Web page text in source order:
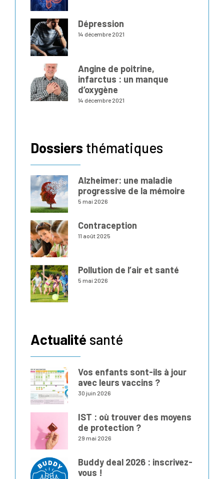
Dépression
14 décembre 2021
Angine de poitrine,
infarctus : un manque
d’oxygène
14 décembre 2021
Dossiers thématiques
Alzheimer: une maladie
progressive de la mémoire
5 mai 2026
Contraception
11 août 2025
Pollution de l’air et santé
5 mai 2026
Actualité santé
Vos enfants sont-ils à jour
avec leurs vaccins ?
30 juin 2026
IST : où trouver des moyens
de protection ?
29 mai 2026
Buddy deal 2026 : inscrivez-
vous !